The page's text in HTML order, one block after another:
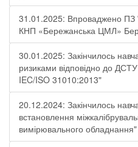
31.01.2025: Впроваджено ПЗ
КНП «Бережанська ЦМЛ»
30.01.2025: Закінчилось
ризиками відповідно до
IEC/ISO 31010:2013"
20.12.2024: Закінчилось
встановлення
вимірювального обладнання"